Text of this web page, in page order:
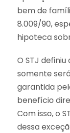
bem de
8.009/90,
hipoteca
O STJ
somente
garantida
benefício
Com isso, o
dessa